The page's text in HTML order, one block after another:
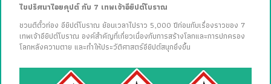
ไขปริศนาไอยคุปต์ กับ 7 เทพเจ้าอียิปต์โบราณ
ชวนตีตั๋วท่อง อียิปต์โบราณ ย้อนเวลาไปราว 5,000 ปีก่อนกับเรื่องราวของ 7
เทพเจ้าอียิปต์โบราณ องค์สำคัญที่เกี่ยวเนื่องกับการสร้างโลกและการปกครอง
โลกหลังความตาย และทำให้ประวัติศาสตร์อียิปต์สนุกยิ่งขึ้น